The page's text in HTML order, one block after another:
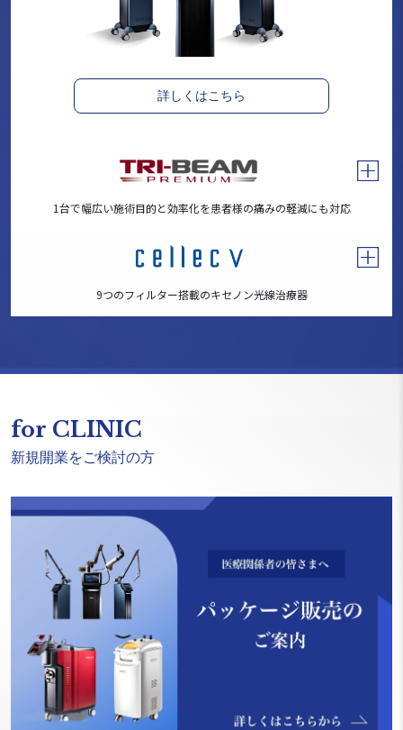
詳しくはこちら
1台で幅広い施術目的と効率化を患者様の痛みの軽減にも対応
9つのフィルター搭載のキセノン光線治療器
for CLINIC
新規開業をご検討の方